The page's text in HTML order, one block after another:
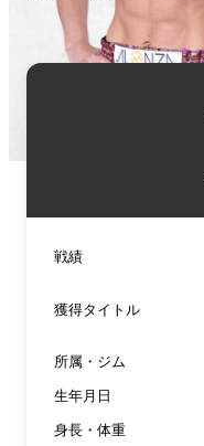
戦績
獲得タイトル
所属・ジム
生年月日
身長・体重